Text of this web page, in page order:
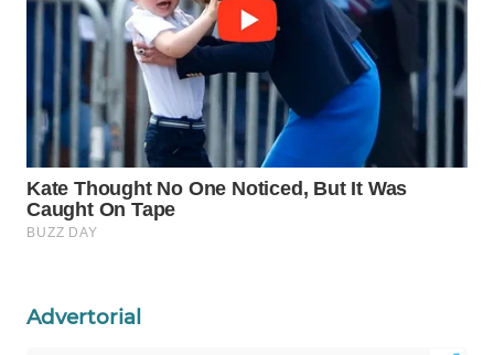
Advertorial
WAHANA
NEWS
WAHANA
WAHANA
ADVOKAT